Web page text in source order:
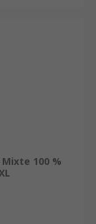
Mixte 100 %